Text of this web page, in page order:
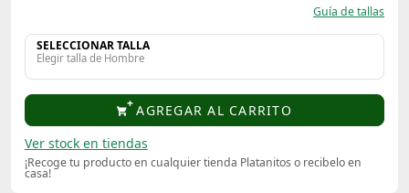
Guía de tallas
SELECCIONAR TALLA
Elegir talla de Hombre
AGREGAR AL CARRITO
Ver stock en tiendas
¡Recoge tu producto en cualquier tienda Platanitos o recibelo en
casa!